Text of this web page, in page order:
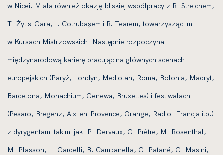
w Nicei. Miała również okazję bliskiej współpracy z R. Streichem,
T. Żylis-Gara, I. Cotrubașem i R. Tearem, towarzysząc im
w Kursach Mistrzowskich. Następnie rozpoczyna
międzynarodową karierę pracując na głównych scenach
europejskich (Paryż, Londyn, Mediolan, Roma, Bolonia, Madryt,
Barcelona, Monachium, Genewa, Bruxelles) i festiwalach
(Pesaro, Bregenz, Aix-en-Provence, Orange, Radio -Francja itp.)
z dyrygentami takimi jak: P. Dervaux, G. Prêtre, M. Rosenthal,
M. Plasson, L. Gardelli, B. Campanella, G. Patané, G. Masini,